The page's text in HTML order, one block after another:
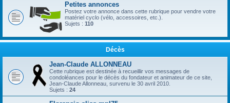
Petites annonces
Postez votre annonce dans cette rubrique pour vendre votre
matériel cyclo (vélo, accessoires, etc.).
Sujets : 110
Décès
Jean-Claude ALLONNEAU
Cette rubrique est destinée à recueillir vos messages de
condoléances pour le décès du fondateur et animateur de ce site,
Jean-Claude Allonneau, survenu le 30 avril 2010.
Sujets : 24